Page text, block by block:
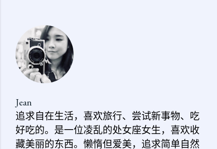
Jean
追求自在生活，喜欢旅行、尝试新事物、吃
好吃的。是一位凌乱的处女座女生，喜欢收
藏美丽的东西。懒惰但爱美，追求简单自然